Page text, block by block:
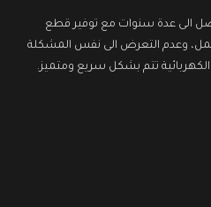
الى عدة سنوات مع توفير قطع
وعدم التعرض الى نفس المشكلة
الكهربائية تتم بشكل سريع ومتميز.